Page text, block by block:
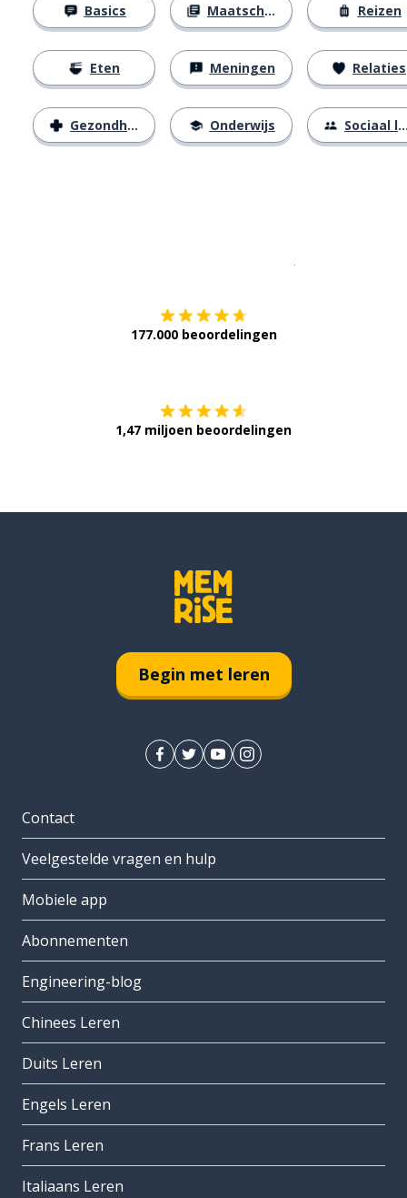
Basics
Eten
Gezondheid
Maatschappij
Meningen
Onderwijs
Reizen
Relaties
Sociaal leven
177.000 beoordelingen
1,47 miljoen beoordelingen
Begin met leren
Contact
Veelgestelde vragen en hulp
Mobiele app
Abonnementen
Engineering-blog
Chinees Leren
Duits Leren
Engels Leren
Frans Leren
Italiaans Leren